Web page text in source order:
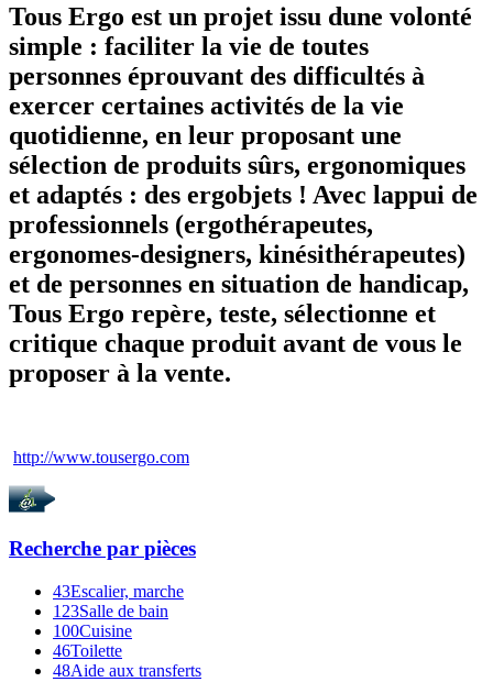
Tous Ergo est un projet issu dune volonté
simple : faciliter la vie de toutes
personnes éprouvant des difficultés à
exercer certaines activités de la vie
quotidienne, en leur proposant une
sélection de produits sûrs, ergonomiques
et adaptés : des ergobjets ! Avec lappui de
professionnels (ergothérapeutes,
ergonomes-designers, kinésithérapeutes)
et de personnes en situation de handicap,
Tous Ergo repère, teste, sélectionne et
critique chaque produit avant de vous le
proposer à la vente.
http://www.tousergo.com
Recherche par pièces
43Escalier, marche
123Salle de bain
100Cuisine
46Toilette
48Aide aux transferts